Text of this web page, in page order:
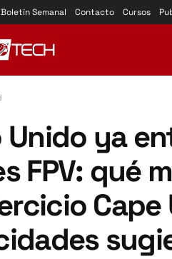
Boletín Semanal Contacto Cursos
Unido ya
FPV: qué